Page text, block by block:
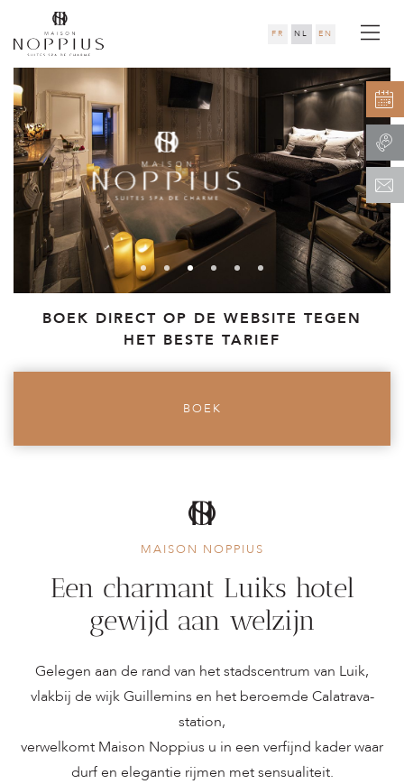
FR NL EN
BOEK DIRECT OP DE WEBSITE TEGEN
HET BESTE TARIEF
BOEK
MAISON NOPPIUS
Een charmant Luiks hotel
gewijd aan welzijn
Gelegen aan de rand van het stadscentrum van Luik,
vlakbij de wijk Guillemins en het beroemde Calatrava-
station,
verwelkomt Maison Noppius u in een verfijnd kader waar
durf en elegantie rijmen met sensualiteit.